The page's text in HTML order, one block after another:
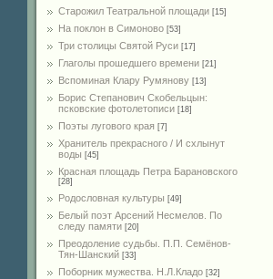
Cтарожил Театральной площади [15]
На поклон в Симоново [53]
Три столицы Святой Руси [17]
Глаголы прошедшего времени [21]
Вспоминая Клару Румянову [13]
Борис Степанович Скобельцын:
псковские фотолетописи [18]
Поэты лугового края [7]
Хранитель прекрасного / И схлынут
воды [45]
Красная площадь Петра Барановского
[28]
Родословная культуры [49]
Белый поэт Арсений Несмелов. По
следу памяти [20]
Преодоление судьбы. П.П. Семёнов-
Тян-Шанский [33]
Поборник мужества. Н.Л.Кладо [32]